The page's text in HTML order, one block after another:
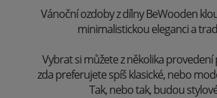
Vánoční ozdoby z dílny BeWooden
minimalistickou eleganci a
Vybrat si můžete z několika
zda preferujete spíš klasické, nebo
Tak, nebo tak, budou